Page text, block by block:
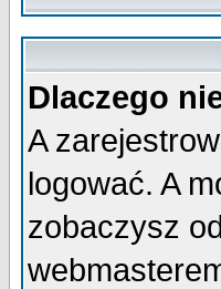
Dlaczego
A
logować. A
zobaczysz